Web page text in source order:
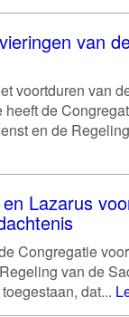
van
voortduren van
de
en de
Lazarus
Congregatie
van de
dat...